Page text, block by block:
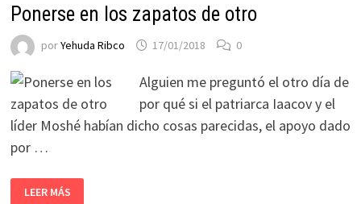
Ponerse en los zapatos de otro
porYehuda Ribco 17/01/2018 0
Alguien me preguntó el otro día de
por qué si el patriarca Iaacov y el
líder Moshé habían dicho cosas parecidas, el apoyo dado
por …
LEER MÁS